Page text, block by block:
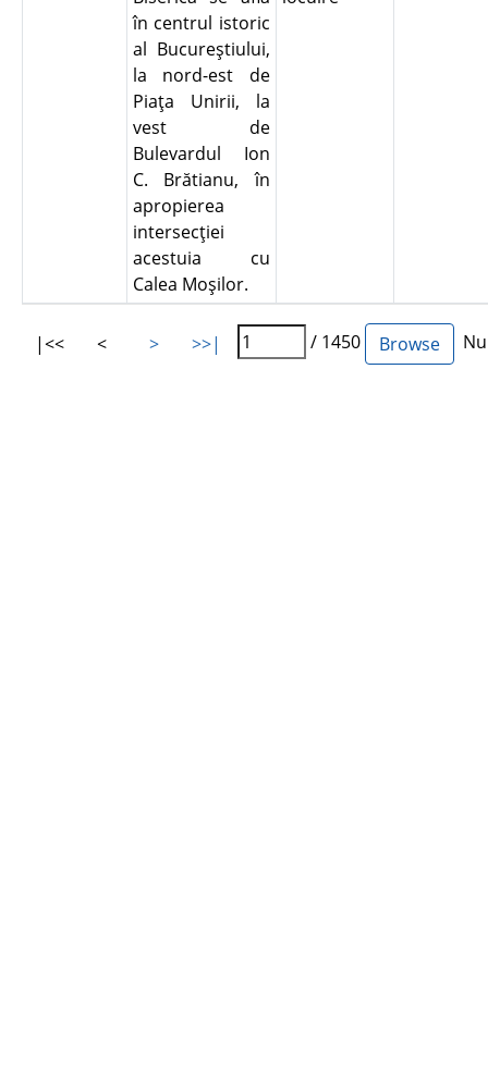
în centrul istoric
al Bucureştiului,
la nord-est de
Piaţa Unirii, la
vest de
Bulevardul Ion
C. Brătianu, în
apropierea
intersecţiei
acestuia cu
Calea Moşilor.
|<< < > >>| / 1450